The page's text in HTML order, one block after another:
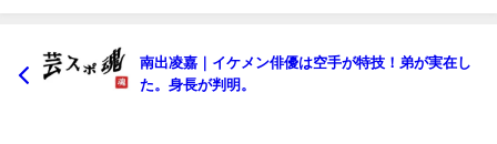
南出凌嘉｜イケメン俳優は空手が特技！弟が実在し
た。身長が判明。